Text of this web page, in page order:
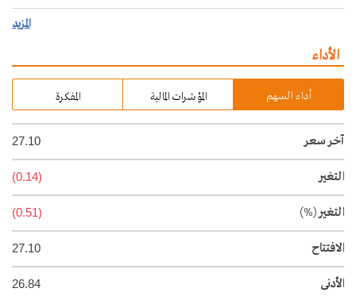
المزيد
الأداء
أداء السهم المؤشرات المالية المفكرة
آخر سعر 27.10
التغير (0.14)
التغير(%)
(0.51)
الافتتاح 27.10
الأدنى 26.84